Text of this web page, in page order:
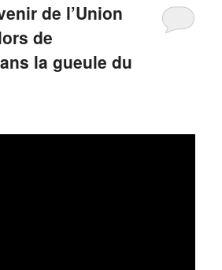
de l’Union
de
la gueule du